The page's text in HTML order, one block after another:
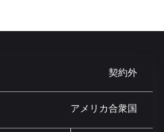
契約外
アメリカ合衆国